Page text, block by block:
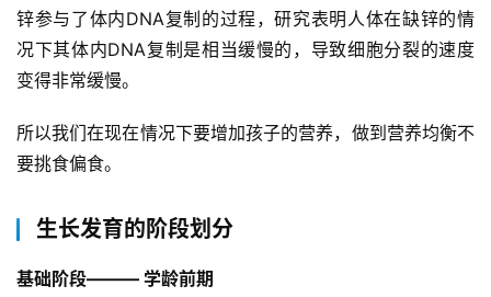
锌参与了体内DNA复制的过程，研究表明人体在缺锌的情
况下其体内DNA复制是相当缓慢的，导致细胞分裂的速度
变得非常缓慢。
所以我们在现在情况下要增加孩子的营养，做到营养均衡不
要挑食偏食。
生长发育的阶段划分
基础阶段——— 学龄前期